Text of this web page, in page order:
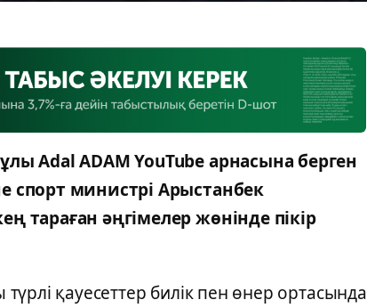
Adal ADAM YouTube арнасына берген
министрі Арыстанбек
тараған әңгімелер жөнінде пікір
қауесеттер билік пен өнер ортасында